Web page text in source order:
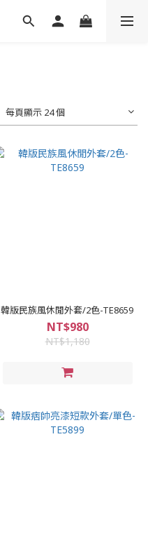
每頁顯示 24 個
韓版民族風休閒外套/2色-TE8659
NT$980
NT$1,180